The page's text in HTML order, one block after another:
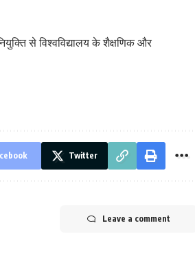
से विश्वविद्यालय के शैक्षणिक और
Twitter
Leave a comment